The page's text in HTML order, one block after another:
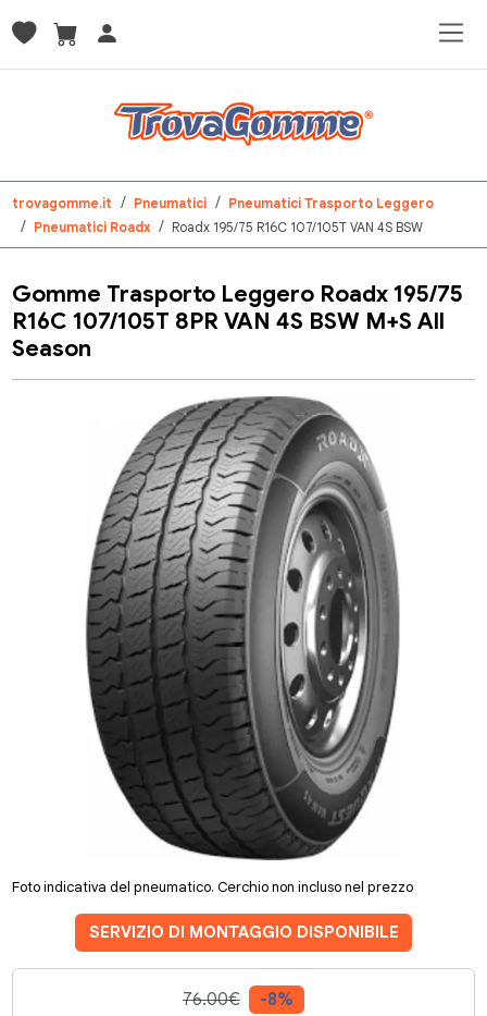
trovagomme.it Pneumatici
Pneumatici Trasporto Leggero
Pneumatici Roadx
Roadx 195/75 R16C 107/105T VAN 4S BSW
Gomme Trasporto Leggero Roadx 195/75
R16C 107/105T 8PR VAN 4S BSW M+S All
Season
Foto indicativa del pneumatico. Cerchio non incluso nel prezzo
SERVIZIO DI MONTAGGIO DISPONIBILE
76.00€ -8%